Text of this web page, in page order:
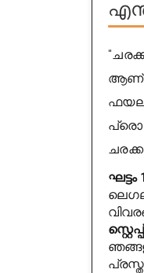
ആണ്.
ഘട്ടം